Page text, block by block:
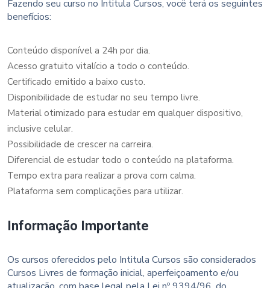
Fazendo seu curso no Intitula Cursos, você terá os seguintes
benefícios:
Conteúdo disponível a 24h por dia.
Acesso gratuito vitalício a todo o conteúdo.
Certificado emitido a baixo custo.
Disponibilidade de estudar no seu tempo livre.
Material otimizado para estudar em qualquer dispositivo,
inclusive celular.
Possibilidade de crescer na carreira.
Diferencial de estudar todo o conteúdo na plataforma.
Tempo extra para realizar a prova com calma.
Plataforma sem complicações para utilizar.
Informação Importante
Os cursos oferecidos pelo Intitula Cursos são considerados
Cursos Livres de formação inicial, aperfeiçoamento e/ou